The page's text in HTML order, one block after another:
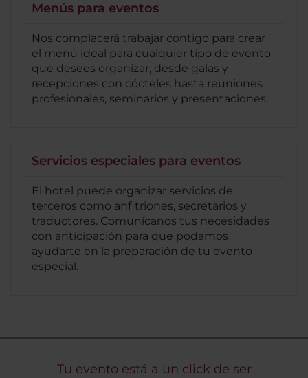
Menús para eventos
Nos complacerá trabajar contigo para crear
el menú ideal para cualquier tipo de evento
que desees organizar, desde galas y
recepciones con cócteles hasta reuniones
profesionales, seminarios y presentaciones.
Servicios especiales para eventos
El hotel puede organizar servicios de
terceros como anfitriones, secretarios y
traductores. Comunícanos tus necesidades
con anticipación para que podamos
ayudarte en la preparación de tu evento
especial.
Tu evento está a un click de ser